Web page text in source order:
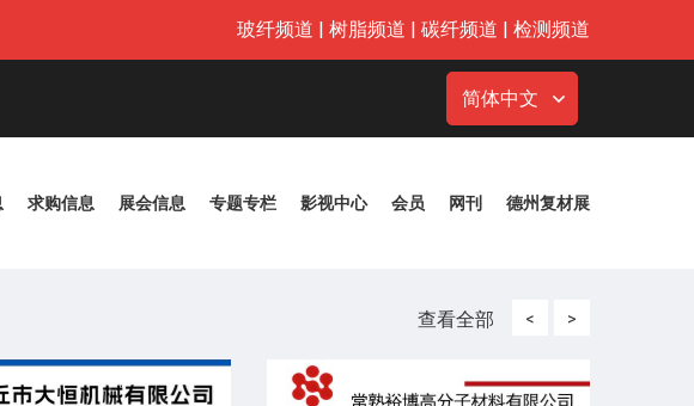
玻纤频道 | 树脂频道 | 碳纤频道 | 检测频道
简体中文
求购信息 展会信息 专题专栏 影视中心 会员 网刊 德州复材展
查看全部 < >